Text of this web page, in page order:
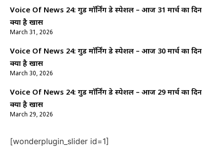
Voice Of News 24: गुड माॅर्निंग डे स्पेशल – आज 31 मार्च का दिन
क्यों है खास
March 31, 2026
Voice Of News 24: गुड माॅर्निंग डे स्पेशल – आज 30 मार्च का दिन
क्यों है खास
March 30, 2026
Voice Of News 24: गुड माॅर्निंग डे स्पेशल – आज 29 मार्च का दिन
क्यों है खास
March 29, 2026
[wonderplugin_slider id=1]